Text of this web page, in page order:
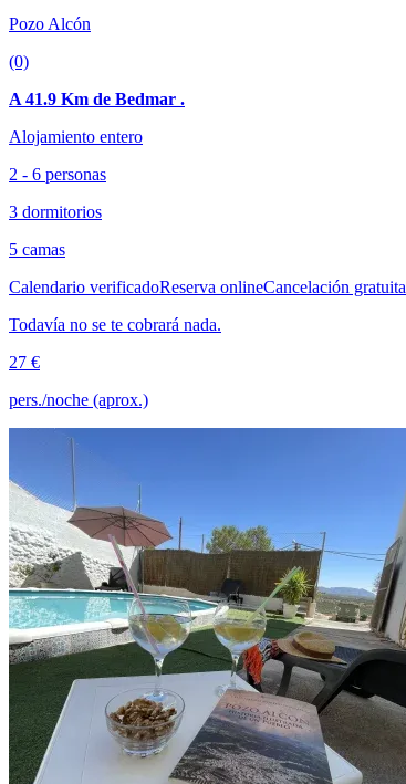
Pozo Alcón
(0)
A 41.9 Km de Bedmar .
Alojamiento entero
2 - 6 personas
3 dormitorios
5 camas
Calendario verificadoReserva onlineCancelación gratuita
Todavía no se te cobrará nada.
27 €
pers./noche (aprox.)